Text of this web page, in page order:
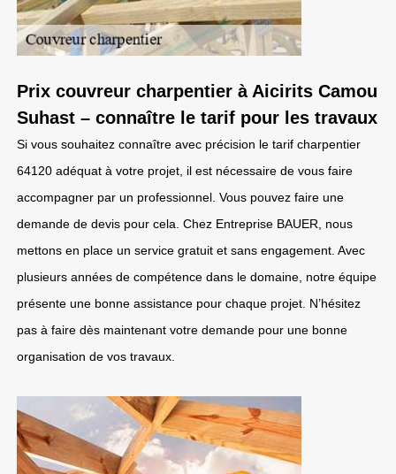
Prix couvreur charpentier à Aicirits Camou
Suhast – connaître le tarif pour les travaux
Si vous souhaitez connaître avec précision le tarif charpentier
64120 adéquat à votre projet, il est nécessaire de vous faire
accompagner par un professionnel. Vous pouvez faire une
demande de devis pour cela. Chez Entreprise BAUER, nous
mettons en place un service gratuit et sans engagement. Avec
plusieurs années de compétence dans le domaine, notre équipe
présente une bonne assistance pour chaque projet. N’hésitez
pas à faire dès maintenant votre demande pour une bonne
organisation de vos travaux.